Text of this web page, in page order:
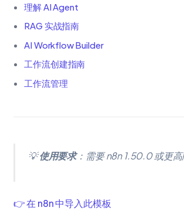
理解 AI Agent
RAG 实战指南
AI Workflow Builder
工作流创建指南
工作流管理
💡使用要求：需要 n8n 1.50.0 或更
👉 在 n8n 中导入此模板